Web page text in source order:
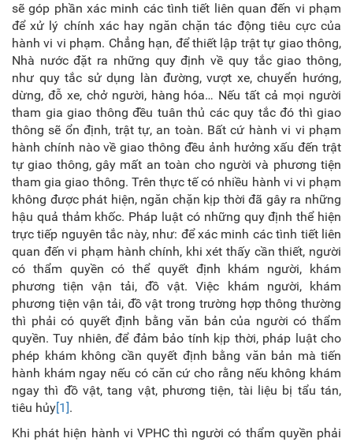
sẽ góp phần xác minh các tình tiết liên quan đến vi phạm
để xử lý chính xác hay ngăn chặn tác động tiêu cực của
hành vi vi phạm. Chẳng hạn, để thiết lập trật tự giao thông,
Nhà nước đặt ra những quy định về quy tắc giao thông,
như quy tắc sử dụng làn đường, vượt xe, chuyển hướng,
dừng, đỗ xe, chở người, hàng hóa… Nếu tất cả mọi người
tham gia giao thông đều tuân thủ các quy tắc đó thì giao
thông sẽ ổn định, trật tự, an toàn. Bất cứ hành vi vi phạm
hành chính nào về giao thông đều ảnh hưởng xấu đến trật
tự giao thông, gây mất an toàn cho người và phương tiện
tham gia giao thông. Trên thực tế có nhiều hành vi vi phạm
không được phát hiện, ngăn chặn kịp thời đã gây ra những
hậu quả thảm khốc. Pháp luật có những quy định thể hiện
trực tiếp nguyên tắc này, như: để xác minh các tình tiết liên
quan đến vi phạm hành chính, khi xét thấy cần thiết, người
có thẩm quyền có thể quyết định khám người, khám
phương tiện vận tải, đồ vật. Việc khám người, khám
phương tiện vận tải, đồ vật trong trường hợp thông thường
thì phải có quyết định bằng văn bản của người có thẩm
quyền. Tuy nhiên, để đảm bảo tính kịp thời, pháp luật cho
phép khám không cần quyết định bằng văn bản mà tiến
hành khám ngay nếu có căn cứ cho rằng nếu không khám
ngay thì đồ vật, tang vật, phương tiện, tài liệu bị tẩu tán,
tiêu hủy[1].
Khi phát hiện hành vi VPHC thì người có thẩm quyền phải